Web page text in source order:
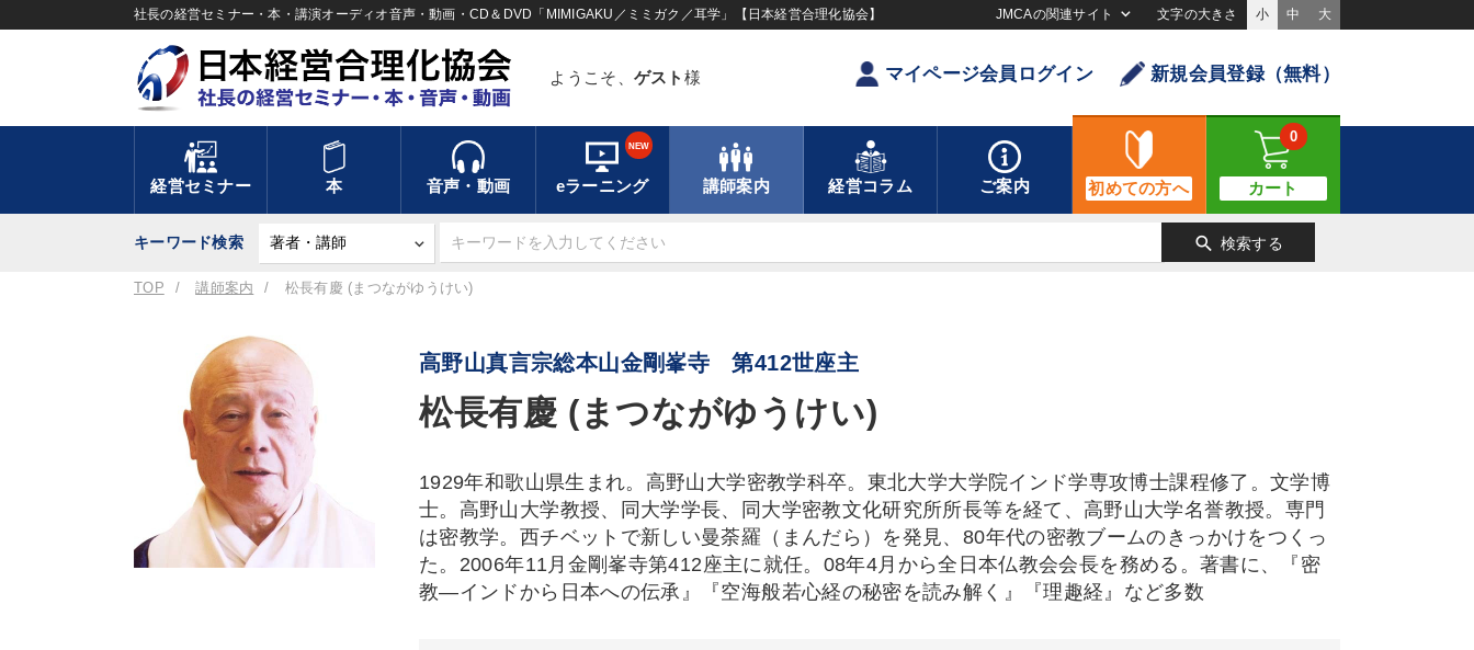
社長の経営セミナー・本・講演オーディオ音声・動画・CD＆DVD「MIMIGAKU／ミミガク／耳学」【日本経営合理化協会】 JMCAの関連サイト 文字の大きさ 小 中 大
ようこそ、 ゲスト 様 マイページ会員ログイン 新規会員登録（無料）
経営セミナー 本 音声・動画 eラーニング
NEW
講師案内 経営コラム ご案内 初めての方へ カート
0
キーワード検索 search 検索する
TOP 講師案内 松長有慶 (まつながゆうけい)
高野山真言宗総本山金剛峯寺 第412世座主
松長有慶 (まつながゆうけい)
1929年和歌山県生まれ。高野山大学密教学科卒。東北大学大学院インド学専攻博士課程修了。文学博
士。高野山大学教授、同大学学長、同大学密教文化研究所所長等を経て、高野山大学名誉教授。専門
は密教学。西チベットで新しい曼荼羅（まんだら）を発見、80年代の密教ブームのきっかけをつくっ
た。2006年11月金剛峯寺第412座主に就任。08年4月から全日本仏教会会長を務める。著書に、『密
教―インドから日本への伝承』『空海般若心経の秘密を読み解く』『理趣経』など多数